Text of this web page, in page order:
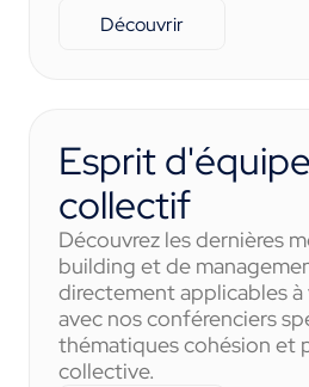
Découvrir
Esprit
collectif
Découvrez les dernières
building et de
directement applicables
avec nos conférenciers
thématiques cohésion et
collective.